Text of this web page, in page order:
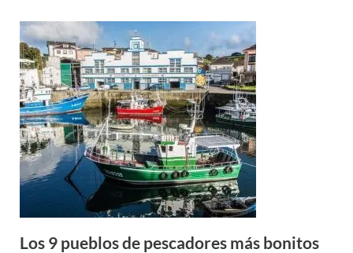
Los 9 pueblos de pescadores más bonitos